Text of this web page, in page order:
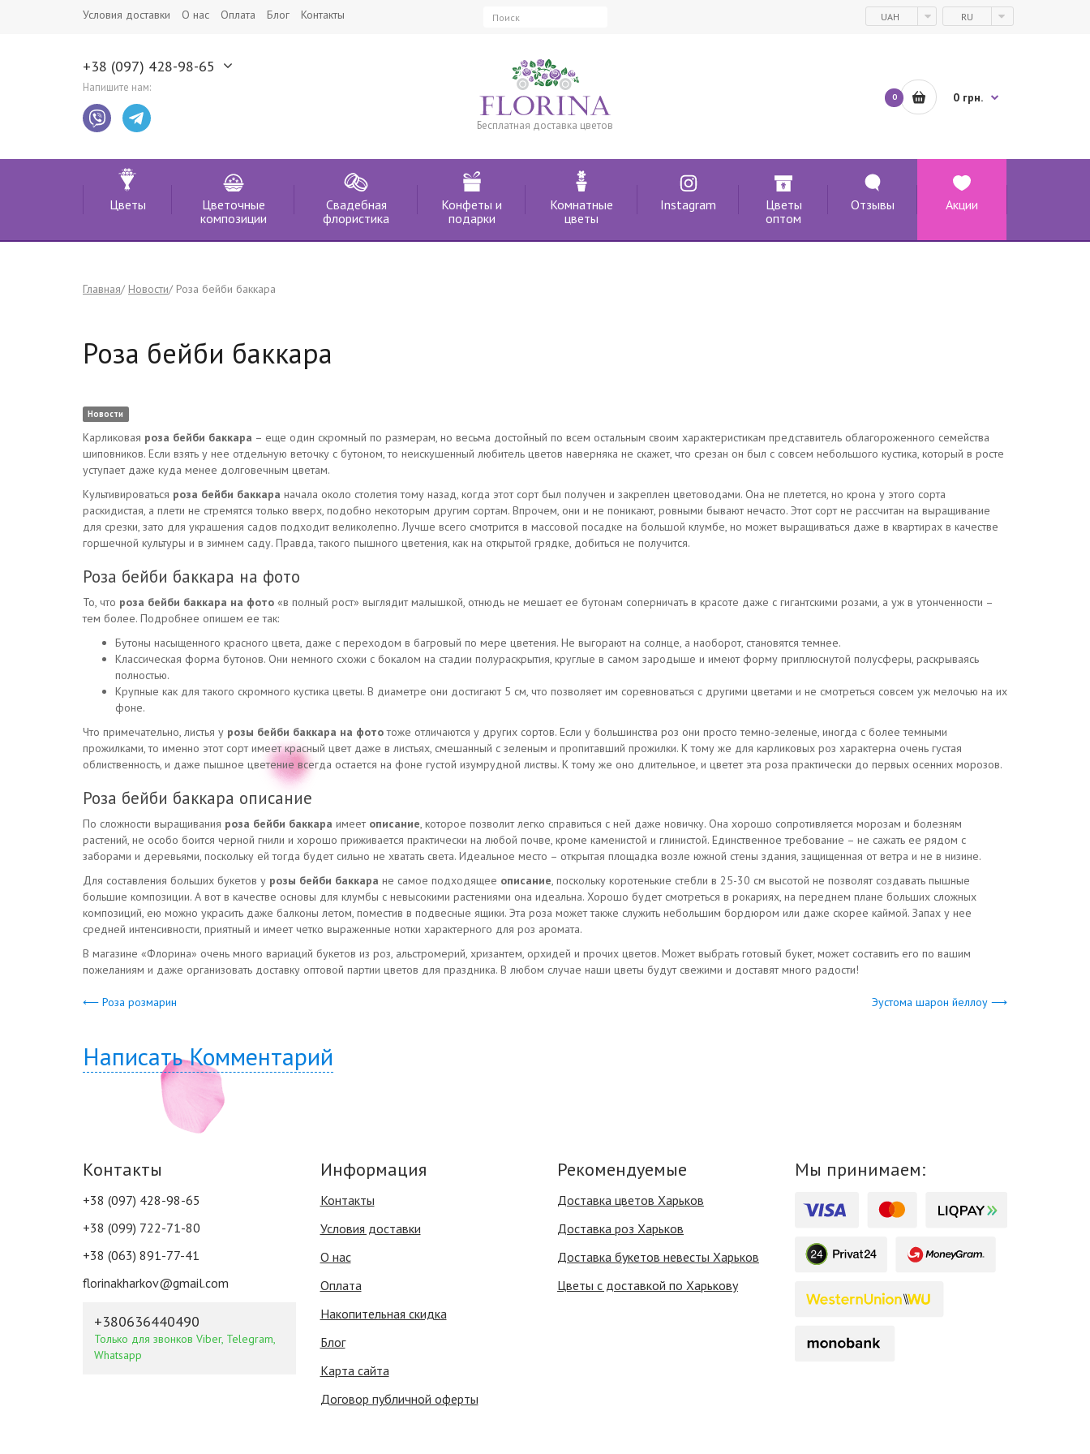
Условия доставки О нас Оплата Блог Контакты UAH RU
+38 (097) 428-98-65
Напишите нам:
Бесплатная доставка цветов
0 0 грн.
Цветы
Цветочные
композиции
Свадебная
флористика
Конфеты и
подарки
Комнатные
цветы
Instagram
Цветы
оптом
Отзывы Акции
Главная Новости Роза бейби баккара
Роза бейби баккара
Новости
Карликовая роза бейби баккара – еще один скромный по размерам, но весьма достойный по всем остальным своим характеристикам представитель облагороженного семейства
шиповников. Если взять у нее отдельную веточку с бутоном, то неискушенный любитель цветов наверняка не скажет, что срезан он был с совсем небольшого кустика, который в росте
уступает даже куда менее долговечным цветам.
Культивироваться роза бейби баккара начала около столетия тому назад, когда этот сорт был получен и закреплен цветоводами. Она не плетется, но крона у этого сорта
раскидистая, а плети не стремятся только вверх, подобно некоторым другим сортам. Впрочем, они и не поникают, ровными бывают нечасто. Этот сорт не рассчитан на выращивание
для срезки, зато для украшения садов подходит великолепно. Лучше всего смотрится в массовой посадке на большой клумбе, но может выращиваться даже в квартирах в качестве
горшечной культуры и в зимнем саду. Правда, такого пышного цветения, как на открытой грядке, добиться не получится.
Роза бейби баккара на фото
То, что роза бейби баккара на фото «в полный рост» выглядит малышкой, отнюдь не мешает ее бутонам соперничать в красоте даже с гигантскими розами, а уж в утонченности –
тем более. Подробнее опишем ее так:
Бутоны насыщенного красного цвета, даже с переходом в багровый по мере цветения. Не выгорают на солнце, а наоборот, становятся темнее.
Классическая форма бутонов. Они немного схожи с бокалом на стадии полураскрытия, круглые в самом зародыше и имеют форму приплюснутой полусферы, раскрываясь
полностью.
Крупные как для такого скромного кустика цветы. В диаметре они достигают 5 см, что позволяет им соревноваться с другими цветами и не смотреться совсем уж мелочью на их
фоне.
Что примечательно, листья у розы бейби баккара на фототоже отличаются у других сортов. Если у большинства роз они просто темно-зеленые, иногда с более темными
прожилками, то именно этот сорт имеет красный цвет даже в листьях, смешанный с зеленым и пропитавший прожилки. К тому же для карликовых роз характерна очень густая
облиственность, и даже пышное цветение всегда остается на фоне густой изумрудной листвы. К тому же оно длительное, и цветет эта роза практически до первых осенних морозов.
Роза бейби баккара описание
По сложности выращивания роза бейби баккара имеет описание, которое позволит легко справиться с ней даже новичку. Она хорошо сопротивляется морозам и болезням
растений, не особо боится черной гнили и хорошо приживается практически на любой почве, кроме каменистой и глинистой. Единственное требование – не сажать ее рядом с
заборами и деревьями, поскольку ей тогда будет сильно не хватать света. Идеальное место – открытая площадка возле южной стены здания, защищенная от ветра и не в низине.
Для составления больших букетов у розы бейби баккара не самое подходящее описание, поскольку коротенькие стебли в 25-30 см высотой не позволят создавать пышные
большие композиции. А вот в качестве основы для клумбы с невысокими растениями она идеальна. Хорошо будет смотреться в рокариях, на переднем плане больших сложных
композиций, ею можно украсить даже балконы летом, поместив в подвесные ящики. Эта роза может также служить небольшим бордюром или даже скорее каймой. Запах у нее
средней интенсивности, приятный и имеет четко выраженные нотки характерного для роз аромата.
В магазине «Флорина» очень много вариаций букетов из роз, альстромерий, хризантем, орхидей и прочих цветов. Может выбрать готовый букет, может составить его по вашим
пожеланиям и даже организовать доставку оптовой партии цветов для праздника. В любом случае наши цветы будут свежими и доставят много радости!
⟵ Роза розмарин Эустома шарон йеллоу ⟶
Написать Комментарий
Контакты
+38 (097) 428-98-65
+38 (099) 722-71-80
+38 (063) 891-77-41
florinakharkov@gmail.com
+380636440490
Только для звонков Viber, Telegram,
Whatsapp
Информация
Контакты
Условия доставки
О нас
Оплата
Накопительная скидка
Блог
Карта сайта
Договор публичной оферты
Рекомендуемые
Доставка цветов Харьков
Доставка роз Харьков
Доставка букетов невесты Харьков
Цветы с доставкой по Харькову
Мы принимаем: